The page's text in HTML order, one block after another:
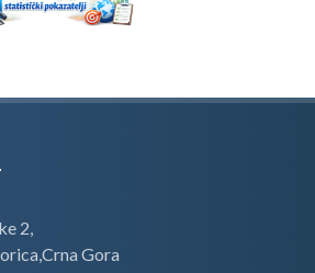
2,
Gora